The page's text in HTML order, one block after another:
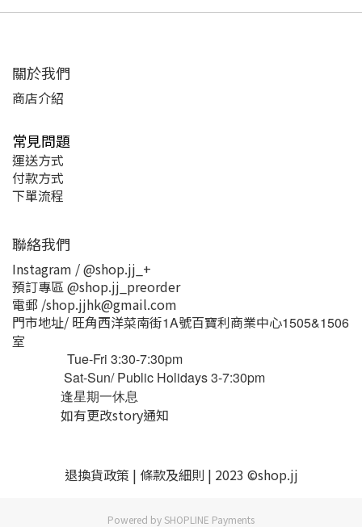
關於我們
商店介紹
常見問題
運送方式
付款方式
下單流程
聯絡我們
Instagram / @shop.jj_+
預訂專區 @shop.jj_preorder
電郵 /shop.jjhk@gmail.com
門市地址/ 旺角西洋菜南街1A號百寶利商業中心1505&1506
室
Tue-Fri 3:30-7:30pm
Sat-Sun/ Public Holidays 3-7:30pm
逢星期一休息
如有更改story通知
退換貨政策 | 條款及細則 | 2023 ©shop.jj
Powered by SHOPLINE Payments